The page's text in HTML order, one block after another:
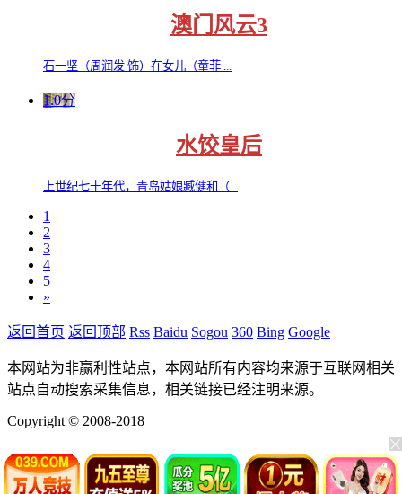
澳门风云3
石一坚（周润发 饰）在女儿（童菲 ...
1.0分
水饺皇后
上世纪七十年代，青岛姑娘臧健和（...
1
2
3
4
5
»
返回首页 返回顶部 Rss Baidu Sogou 360 Bing Google
本网站为非赢利性站点，本网站所有内容均来源于互联网相关
站点自动搜索采集信息，相关链接已经注明来源。
Copyright © 2008-2018